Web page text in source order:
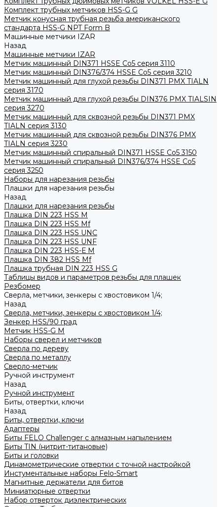
Комплект трубных метчиков HSS-G G
Метчик конусная трубная резьба американского
стандарта HSS-G NPT Form B
Машинные метчики IZAR
Назад
Машинные метчики IZAR
Метчик машинный DIN371 HSSE Co5 серия 3110
Метчик машинный DIN376/374 HSSE Co5 серия 3210
Метчик машинный для глухой резьбы DIN371 PMX TIALN
серия 3170
Метчик машинный для глухой резьбы DIN376 PMX TIALSIN
серия 3270
Метчик машинный для сквозной резьбы DIN371 PMX
TIALN серия 3130
Метчик машинный для сквозной резьбы DIN376 PMX
TIALN серия 3230
Метчик машинный спиральный DIN371 HSSE Co5 3150
Метчик машинный спиральный DIN376/374 HSSE Co5
серия 3250
Наборы для нарезания резьбы
Плашки для нарезания резьбы
Назад
Плашки для нарезания резьбы
Плашка DIN 223 HSS M
Плашка DIN 223 HSS Mf
Плашка DIN 223 HSS UNC
Плашка DIN 223 HSS UNF
Плашка DIN 223 HSS-Е M
Плашка DIN 382 HSS Mf
Плашка трубная DIN 223 HSS G
Таблицы видов и параметров резьбы для плашек
Резбомер
Сверла, метчики, зенкеры с хвостовиком 1/4;
Назад
Сверла, метчики, зенкеры с хвостовиком 1/4;
Зенкер HSS/90 град
Метчик HSS-G М
Наборы сверел и метчиков
Сверла по дереву
Сверла по металлу
Сверло-метчик
Ручной инструмент
Назад
Ручной инструмент
Биты, отвертки, ключи
Назад
Биты, отвертки, ключи
Адаптеры
Биты FELO Challenger с алмазным напылением
Биты TIN (нитрит-титановые)
Биты и головки
Динамометрические отвертки с точной настройкой
Инстументальные наборы Felo-Smart
Магнитные держатели для битов
Миниатюрные отвертки
Набор отверток диэлектрических